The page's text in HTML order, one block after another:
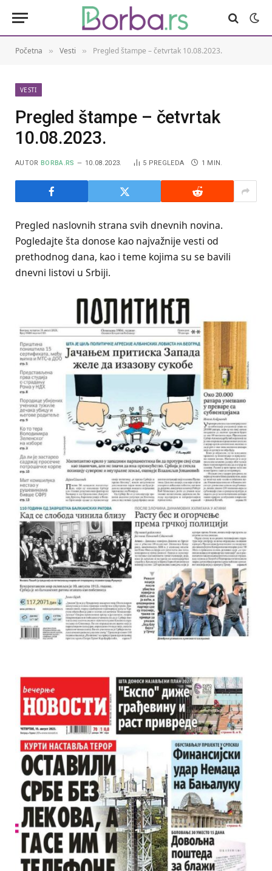
Početna » Vesti » Pregled štampe – četvrtak 10.08.2023.
VESTI
Pregled štampe – četvrtak
10.08.2023.
AUTOR BORBA.RS 10.08.2023. 5 PREGLEDA 1 MIN.
Pregled naslovnih strana svih dnevnih novina.
Pogledajte šta donose kao najvažnije vesti od
prethodnog dana, kao i teme kojima su se bavili
dnevni listovi u Srbiji.